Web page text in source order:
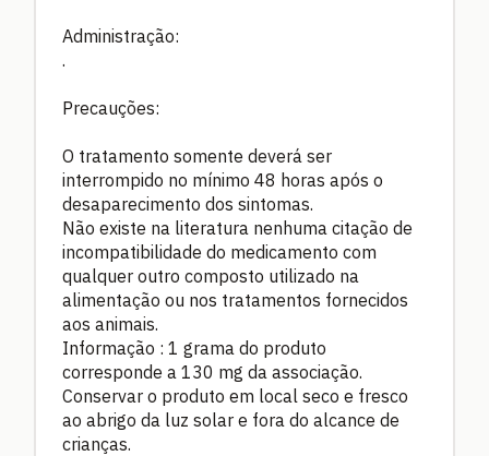
Administração:
.
Precauções:
O tratamento somente deverá ser
interrompido no mínimo 48 horas após o
desaparecimento dos sintomas.
Não existe na literatura nenhuma citação de
incompatibilidade do medicamento com
qualquer outro composto utilizado na
alimentação ou nos tratamentos fornecidos
aos animais.
Informação : 1 grama do produto
corresponde a 130 mg da associação.
Conservar o produto em local seco e fresco
ao abrigo da luz solar e fora do alcance de
crianças.